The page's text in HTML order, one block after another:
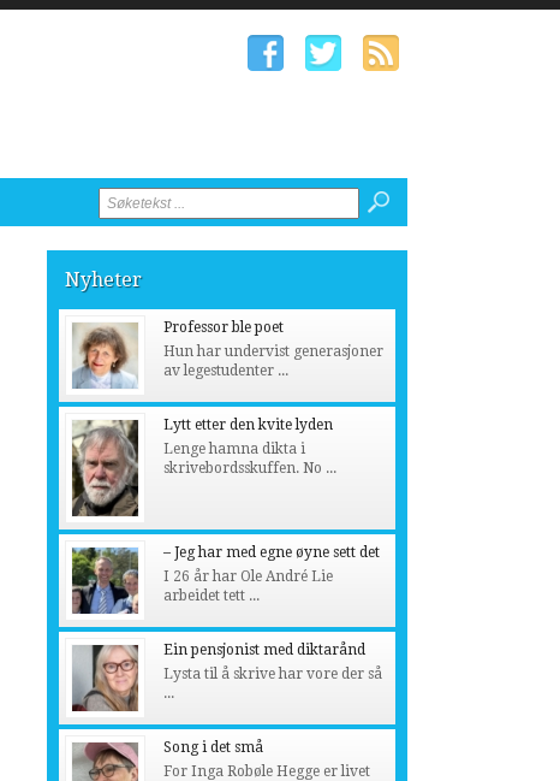
Nyheter
Professor ble poet
Hun har undervist generasjoner
av legestudenter ...
Lytt etter den kvite lyden
Lenge hamna dikta i
skrivebordsskuffen. No ...
– Jeg har med egne øyne sett det
I 26 år har Ole André Lie
arbeidet tett ...
Ein pensjonist med diktarånd
Lysta til å skrive har vore der så
...
Song i det små
For Inga Robøle Hegge er livet